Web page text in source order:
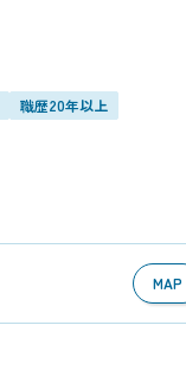
職歴20年以上
MAP